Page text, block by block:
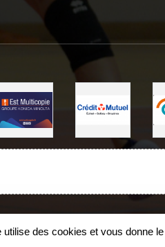
utilise des cookies et vous donne